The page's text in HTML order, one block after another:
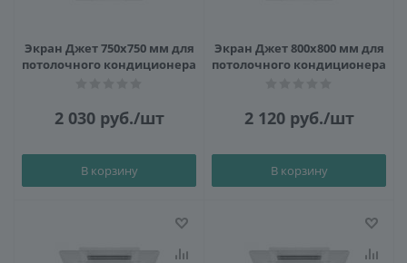
Экран Джет 750х750 мм для
потолочного кондиционера
2 030руб./шт
В корзину
Экран Джет 800х800 мм для
потолочного кондиционера
2 120руб./шт
В корзину